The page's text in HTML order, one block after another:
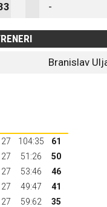
-
Branislav
27 104:35
61
27 51:26
50
27 53:46
46
27 49:47
41
27 59:62
35